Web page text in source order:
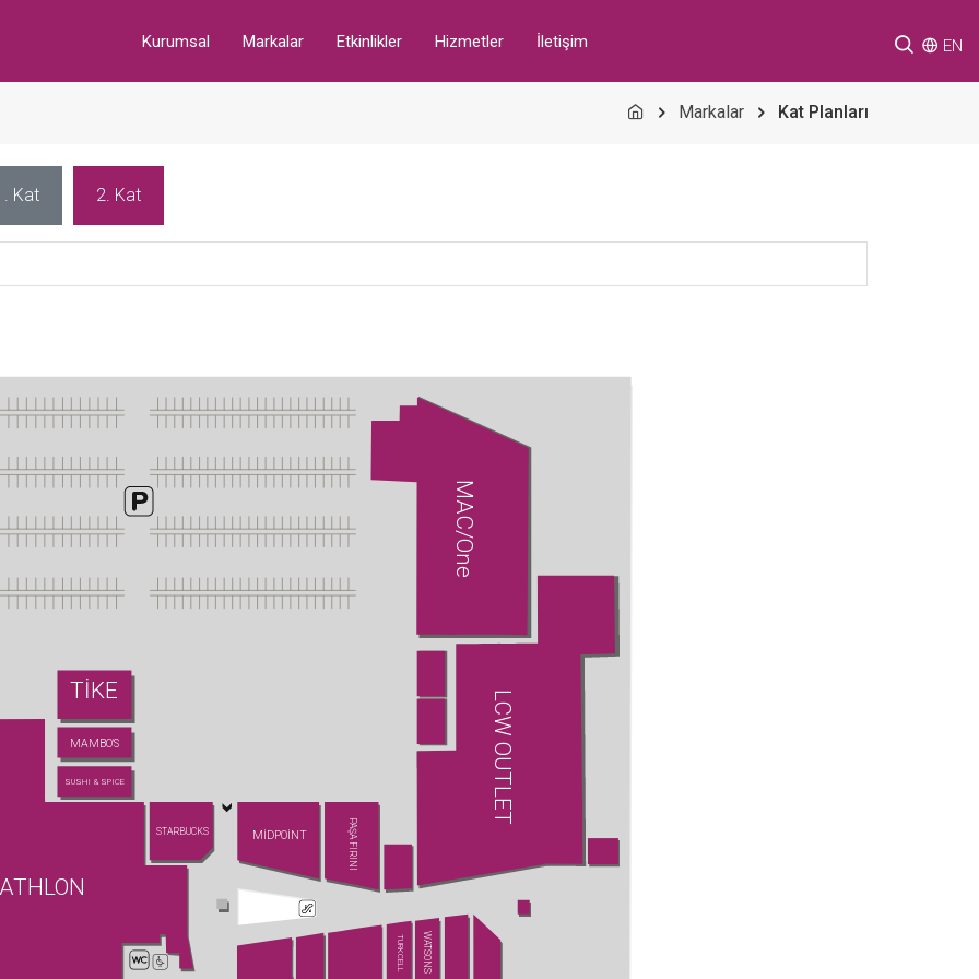
Kurumsal Markalar Etkinlikler Hizmetler İletişim EN
Markalar Kat Planları
Kat 2. Kat
STARBUCKS
TURKCELL WATSONS
LCW OUTLET
TİKE
MAMBO'S
MİDPOİNT
MAC/One
PAŞA FIRINI
SUSHI & SPICE